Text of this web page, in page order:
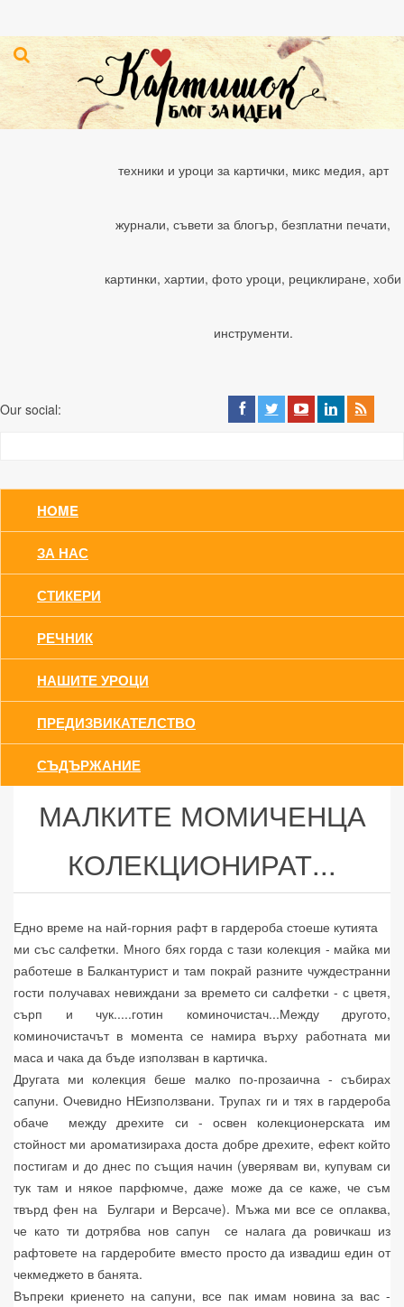
техники и уроци за картички, микс медия, арт
журнали, съвети за блогър, безплатни печати,
картинки, хартии, фото уроци, рециклиране, хоби
инструменти.
Our social:
HOME
ЗА НАС
СТИКЕРИ
РЕЧНИК
НАШИТЕ УРОЦИ
ПРЕДИЗВИКАТЕЛСТВО
СЪДЪРЖАНИЕ
МАЛКИТЕ МОМИЧЕНЦА
КОЛЕКЦИОНИРАТ...
Едно време на най-горния рафт в гардероба стоеше кутията
ми със салфетки. Много бях горда с тази колекция - майка ми
работеше в Балкантурист и там покрай разните чуждестранни
гости получавах невиждани за времето си салфетки - с цветя,
сърп и чук.....готин коминочистач...Между другото,
коминочистачът в момента се намира върху работната ми
маса и чака да бъде използван в картичка.
Другата ми колекция беше малко по-прозаична - събирах
сапуни. Очевидно НЕизползвани. Трупах ги и тях в гардероба
обаче между дрехите си - освен колекционерската им
стойност ми ароматизираха доста добре дрехите, ефект който
постигам и до днес по същия начин (уверявам ви, купувам си
тук там и някое парфюмче, даже може да се каже, че съм
твърд фен на Булгари и Версаче). Мъжа ми все се оплаква,
че като ти дотрябва нов сапун се налага да ровичкаш из
рафтовете на гардеробите вместо просто да извадиш един от
чекмеджето в банята.
Въпреки криенето на сапуни, все пак имам новина за вас -